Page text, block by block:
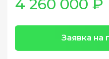
4 260 000 ₽
Заявка на